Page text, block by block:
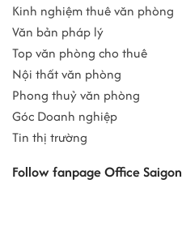
Kinh nghiệm thuê văn phòng
Văn bản pháp lý
Top văn phòng cho thuê
Nội thất văn phòng
Phong thuỷ văn phòng
Góc Doanh nghiệp
Tin thị trường
Follow fanpage Office Saigon